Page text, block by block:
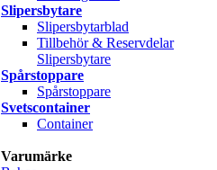
Slipersbytare
Slipersbytarblad
Tillbehör & Reservdelar
Slipersbytare
Spårstoppare
Spårstoppare
Svetscontainer
Container
Varumärke